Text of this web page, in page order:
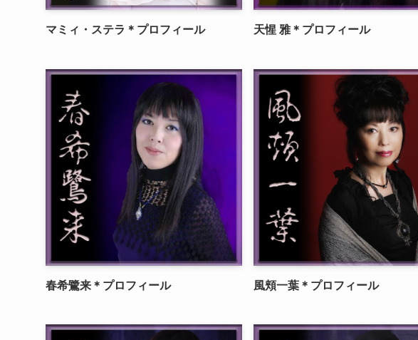
マミィ・ステラ＊プロフィール 天惺 雅＊プロフィール
春希鷺来＊プロフィール 風頬一葉＊プロフィール